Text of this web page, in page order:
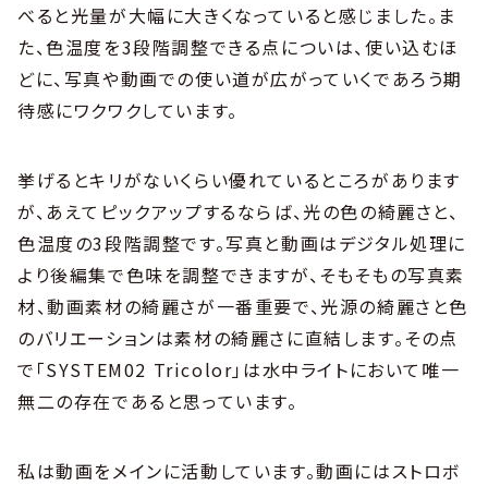
べると光量が大幅に大きくなっていると感じました。ま
た、色温度を3段階調整できる点についは、使い込むほ
どに、写真や動画での使い道が広がっていくであろう期
待感にワクワクしています。
挙げるとキリがないくらい優れているところがあります
が、あえてピックアップするならば、光の色の綺麗さと、
色温度の3段階調整です。写真と動画はデジタル処理に
より後編集で色味を調整できますが、そもそもの写真素
材、動画素材の綺麗さが一番重要で、光源の綺麗さと色
のバリエーションは素材の綺麗さに直結します。その点
で「SYSTEM02 Tricolor」は水中ライトにおいて唯一
無二の存在であると思っています。
私は動画をメインに活動しています。動画にはストロボ